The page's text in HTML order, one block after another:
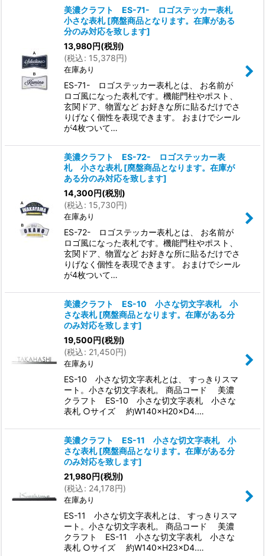
美濃クラフト ES-71- ロゴステッカー表札
小さな表札 [廃盤商品となります。在庫がある
分のみ対応を致します]
13,980円(税別)
(税込: 15,378円)
在庫あり
ES-71- ロゴステッカー表札とは、 お名前が
ロゴ風になった表札です。機能門柱やポスト、
玄関ドア、物置など お好きな所に貼るだけでさ
りげなく個性を表現できます。 おまけでシール
が4枚ついて…
美濃クラフト ES-72- ロゴステッカー表
札 小さな表札 [廃盤商品となります。在庫が
ある分のみ対応を致します]
14,300円(税別)
(税込: 15,730円)
在庫あり
ES-72- ロゴステッカー表札とは、 お名前が
ロゴ風になった表札です。機能門柱やポスト、
玄関ドア、物置など お好きな所に貼るだけでさ
りげなく個性を表現できます。 おまけでシール
が4枚ついて…
美濃クラフト ES-10 小さな切文字表札 小
さな表札 [廃盤商品となります。在庫がある分
のみ対応を致します]
19,500円(税別)
(税込: 21,450円)
在庫あり
ES-10 小さな切文字表札とは、 すっきりスマ
ート。小さな切文字表札。 商品コード 美濃
クラフト ES-10 小さな切文字表札 小さな
表札 ○サイズ 約W140×H20×D4.…
美濃クラフト ES-11 小さな切文字表札 小
さな表札 [廃盤商品となります。在庫がある分
のみ対応を致します]
21,980円(税別)
(税込: 24,178円)
在庫あり
ES-11 小さな切文字表札とは、 すっきりスマ
ート。小さな切文字表札。 商品コード 美濃
クラフト ES-11 小さな切文字表札 小さな
表札 ○サイズ 約W140×H23×D4.…